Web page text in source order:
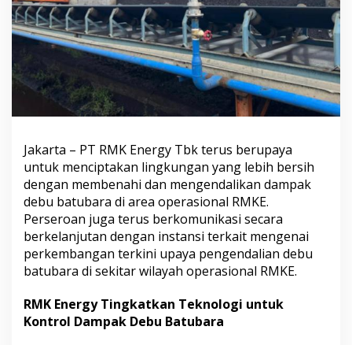
o
g
i
O
p
r
o
n
l
u
n
t
u
K
n
d
Jakarta – PT RMK Energy Tbk terus berupaya
untuk menciptakan lingkungan yang lebih bersih
dengan membenahi dan mengendalikan dampak
debu batubara di area operasional RMKE.
Perseroan juga terus berkomunikasi secara
berkelanjutan dengan instansi terkait mengenai
perkembangan terkini upaya pengendalian debu
batubara di sekitar wilayah operasional RMKE.
RMK Energy Tingkatkan Teknologi untuk
Kontrol Dampak Debu Batubara